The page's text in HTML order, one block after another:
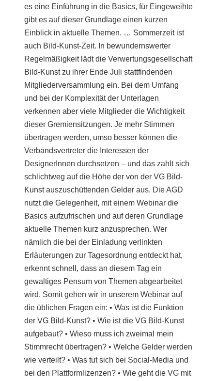
es eine Einführung in die Basics, für Eingeweihte
gibt es auf dieser Grundlage einen kurzen
Einblick in aktuelle Themen. … Sommerzeit ist
auch Bild-Kunst-Zeit. In bewundernswerter
Regelmäßigkeit lädt die Verwertungsgesellschaft
Bild-Kunst zu ihrer Ende Juli stattfindenden
Mitgliederversammlung ein. Bei dem Umfang
und bei der Komplexität der Unterlagen
verkennen aber viele Mitglieder die Wichtigkeit
dieser Gremiensitzungen. Je mehr Stimmen
übertragen werden, umso besser können die
Verbandsvertreter die Interessen der
DesignerInnen durchsetzen – und das zahlt sich
schlichtweg auf die Höhe der von der VG Bild-
Kunst auszuschüttenden Gelder aus. Die AGD
nutzt die Gelegenheit, mit einem Webinar die
Basics aufzufrischen und auf deren Grundlage
aktuelle Themen kurz anzusprechen. Wer
nämlich die bei der Einladung verlinkten
Erläuterungen zur Tagesordnung entdeckt hat,
erkennt schnell, dass an diesem Tag ein
gewaltiges Pensum von Themen abgearbeitet
wird. Somit gehen wir in unserem Webinar auf
die üblichen Fragen ein: • Was ist die Funktion
der VG Bild-Kunst? • Wie ist die VG Bild-Kunst
aufgebaut? • Wieso muss ich zweimal mein
Stimmrecht übertragen? • Welche Gelder werden
wie verteilt? • Was tut sich bei Social-Media und
bei den Plattformlizenzen? • Wie geht die VG mit